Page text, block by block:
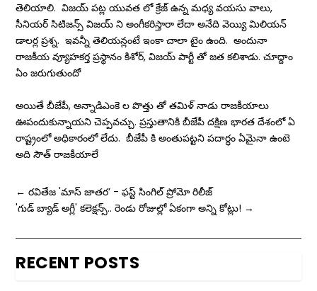
తెలియాలి. విజయ్ పట్ల యువత లో క్రేజ్ ఉన్న మధ్య వయసు వాలు,
సీనియర్ సిటిజన్స్ విజయ్ ని అంగీకరిస్తారా లేదా అనేది వెయ్యి మిలియన్
డాలర్ల ప్రశ్న. ఇవన్నీ తెలియన్లంటే ఇంకా చాలా టైం ఉంది. అందునా
రాజకీయ వ్యూహకర్త ప్రస్థానం కిశోర్, విజయ్ పార్టీ తో జత కలిశాడు. చూద్దాం
ఏం జరుగుతుందో
అయితే బీజేపీ, అన్నాడిఎంకె ల పొత్తు తో తమిళ్ నాడు రాజకీయాలు
ఊపందుకున్నాయని చెప్పవచ్చు. ప్రస్తుతానికి బీజేపీ దక్షిణ భారత దేశంలో ఏ
రాష్ట్రంలో అధికారంలో లేదు. బీజేపీ కి అంతుపట్టని పదార్ధం ఏమైనా ఉంటె
అది సౌత్ రాజకీయాలే
←రవితేజ 'మాస్‌ జాతర’ - ఫ‌స్ట్ సింగిల్ ప్రోమో రిలీజ్
'గుడ్ బ్యాడ్ అగ్లీ' కలెక్షన్స్.. రెండు రోజుల్లో ఏకంగా అన్ని కోట్లు! →
RECENT POSTS